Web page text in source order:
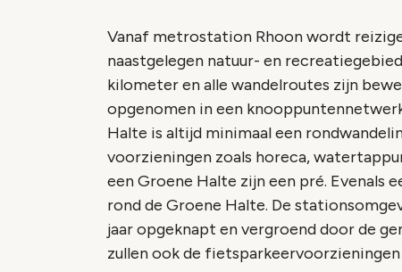
Vanaf metrostation Rhoon wordt
naastgelegen natuur- en
kilometer en alle wandelroutes zijn
opgenomen in een
Halte is altijd minimaal een
voorzieningen zoals horeca,
een Groene Halte zijn een pré. Evenals
rond de Groene Halte. De
jaar opgeknapt en vergroend door de
zullen ook de